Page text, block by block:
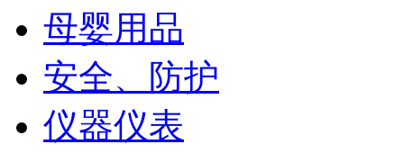
母婴用品
安全、防护
仪器仪表